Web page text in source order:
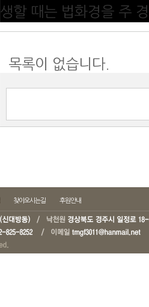
생할 때는 법화경을 주
목록이 없습니다.
찾아오시는길 후원안내